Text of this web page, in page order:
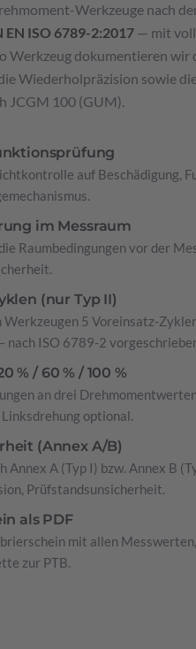
Werkzeuge nach
EN ISO 6789-2:2017 — mit
Werkzeug dokumentieren wir
Wiederholpräzision sowie
JCGM 100 (GUM).
auf Beschädigung,
im Messraum
Raumbedingungen vor der
(nur Typ II)
Werkzeugen 5 Voreinsatz-
nach ISO 6789-2
% / 60 % / 100 %
an drei
optional.
(Annex A/B)
Annex A (Typ I) bzw. Annex B
Prüfstandsunsicherheit.
als PDF
mit allen
zur PTB.